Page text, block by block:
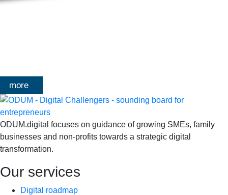
more
ODUM.digital focuses on guidance of growing SMEs, family
businesses and non-profits towards a strategic digital
transformation.
Our services
Digital roadmap